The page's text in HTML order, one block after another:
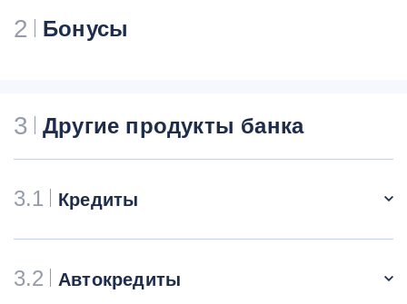
2 Бонусы
3 Другие продукты банка
3.1 Кредиты
3.2 Автокредиты